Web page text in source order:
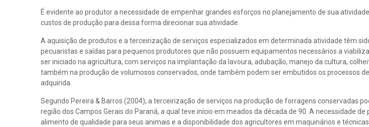
É evidente ao produtor a necessidade de empenhar grandes esforços no planejamento de sua
custos de produção para dessa forma direcionar sua atividade.
A aquisição de produtos e a terceirização de serviços especializados em determinada atividade têm
pecuaristas e saídas para pequenos produtores que não possuem equipamentos necessários a
ser iniciado na agricultura, com serviços na implantação da lavoura, adubação, manejo da cultura,
também na produção de volumosos conservados, onde também podem ser embutidos os processos
adquirida.
Segundo Pereira & Barros (2004), a terceirização de serviços na produção de forragens conservadas
região dos Campos Gerais do Paraná, a qual teve início em meados da década de 90. A necessidade
alimento de qualidade para seus animais e a disponibilidade dos agricultores em maquinários e